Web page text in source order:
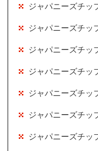
ジャパニーズチッ
ジャパニーズチッ
ジャパニーズチッ
ジャパニーズチッ
ジャパニーズチッ
ジャパニーズチッ
ジャパニーズチッ